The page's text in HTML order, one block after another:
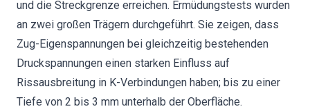
und die Streckgrenze erreichen. Ermüdungstests wurden
an zwei großen Trägern durchgeführt. Sie zeigen, dass
Zug-Eigenspannungen bei gleichzeitig bestehenden
Druckspannungen einen starken Einfluss auf
Rissausbreitung in K-Verbindungen haben; bis zu einer
Tiefe von 2 bis 3 mm unterhalb der Oberfläche.